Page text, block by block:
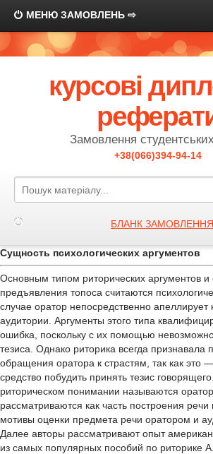
МЕНЮ ЗАМОВЛЕНЬ ⇨
курсові
Замовлення
+38(066)394-94-14
БЛАНК ЗАМОВЛЕННЯ
Сущность психологических аргументов
Основным типом риторических аргументов
предъявления топоса считаются
случае оратор непосредственно апеллирует
аудитории. Аргументы этого типа
ошибка, поскольку с их помощью невозможно
тезиса. Однако риторика всегда признавала
обращения оратора к страстям, так как это
средство побудить принять тезис
риторическом понимании называются
рассматриваются как часть построения
мотивы оценки предмета речи оратором и
Далее авторы рассматривают опыт
из самых популярных пособий по риторике